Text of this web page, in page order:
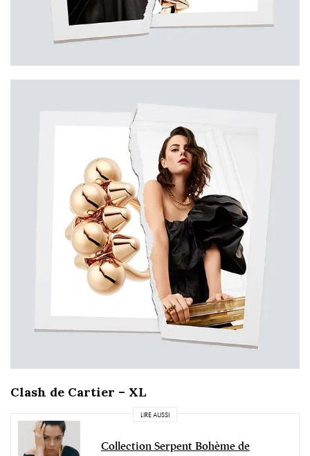
Clash de Cartier – XL
LIRE AUSSI
Collection Serpent Bohème de